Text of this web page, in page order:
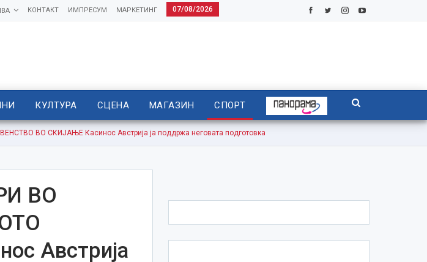
07/08/2026
МАРКЕТИНГ
ИМПРЕСУМ
КОНТАКТ
КУЛТУРА СЦЕНА МАГАЗИН СПОРТ
ВО СКИЈАЊЕ Касинос Австрија ја поддржа неговата подготовка
ВО
Австрија